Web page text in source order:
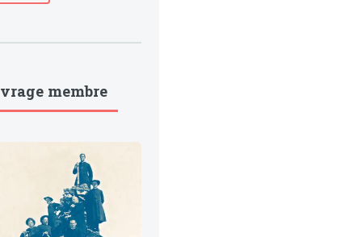
membre